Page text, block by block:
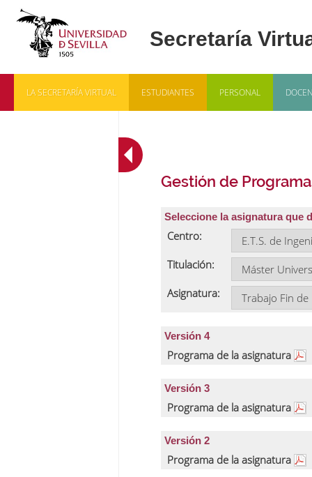
LA SECRETARÍA VIRTUAL ESTUDIANTES PERSONAL
Gestión de
Seleccione la asignatura que
Centro:
Titulación:
Asignatura:
Versión 4
Programa de la asignatura
Versión 3
Programa de la asignatura
Versión 2
Programa de la asignatura